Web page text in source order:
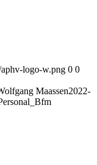
logo-w.png 0 0
Maassen2022-